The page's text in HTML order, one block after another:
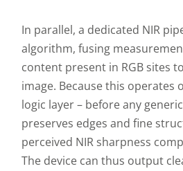
In parallel, a dedicated NIR
algorithm, fusing
content present in RGB sites
image. Because this operates
logic layer – before any
preserves edges and fine
perceived NIR sharpness
The device can thus output